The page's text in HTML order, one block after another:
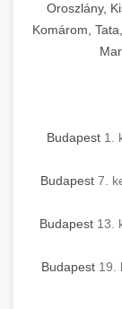
Oroszlány,
Komárom,
Budapest 1.
Budapest 7.
Budapest 13.
Budapest 19.